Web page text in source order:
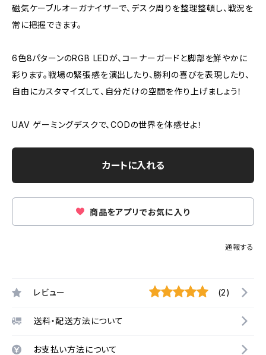
磁気ケーブルオーガナイザーで、デスク周りを整理整頓し、戦況を
常に把握できます。
6色8パターンのRGB LEDが、コーナーガードと脚部を鮮やかに
彩ります。戦場の緊張感を演出したり、勝利の喜びを表現したり、
自由にカスタマイズして、自分だけの空間を作り上げましょう！
UAV ゲーミングデスクで、CODの世界を体感せよ！
カートに入れる
商品をアプリでお気に入り
通報する
レビュー (2)
送料・配送方法について
お支払い方法について